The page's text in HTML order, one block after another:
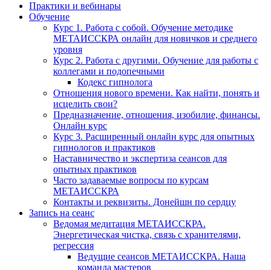
Практики и вебинары
Обучение
Курс 1. Работа с собой. Обучение методике
МЕТАИССКРА онлайн для новичков и среднего
уровня
Курс 2. Работа с другими. Обучение для работы с
коллегами и подопечными
Кодекс гипнолога
Отношения нового времени. Как найти, понять и
исцелить свои?
Предназначение, отношения, изобилие, финансы.
Онлайн курс
Курс 3. Расширенный онлайн курс для опытных
гипнологов и практиков
Наставничество и экспертиза сеансов для
опытных практиков
Часто задаваемые вопросы по курсам
МЕТАИССКРА
Контакты и реквизиты. Донейшн по сердцу
Запись на сеанс
Ведомая медитация МЕТАИССКРА.
Энергетическая чистка, связь с хранителями,
регрессия
Ведущие сеансов МЕТАИССКРА. Наша
команда мастеров